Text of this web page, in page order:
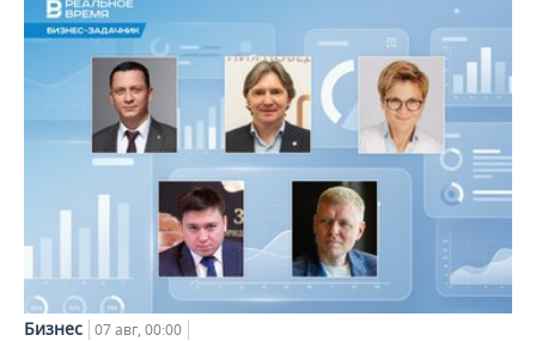
Бизнес 07 авг, 00:00